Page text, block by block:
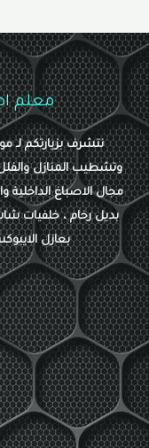
معلم
نتشرف بزيارتكم لـ
وتشطيب المنازل
مجال الاصباغ الداخلية
بديل رخام ، خلفيات
بعازل